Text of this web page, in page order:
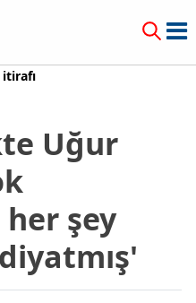
itirafı
Uğur
şey